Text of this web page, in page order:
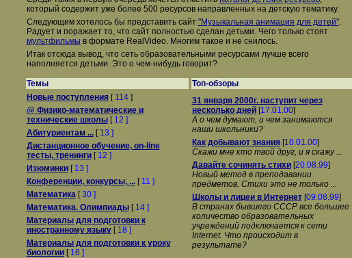
который содержит уже более 500 ресурсов направленных на детскую тематику.
Следующим хотелось бы представить сайт "Музыкальная анимация для детей".
Радует и поражает то, что сайт полностью сделан детьми. Чего только стоят
мультфильмы в формате RealVideo. Многим такое и не снилось.
Итак отсюда вывод, что сеть образовательными ресурсами лучше всего
наполняется детьми. Это о чем-нибудь говорит?
Темы
Топ-обзоры
Новые поступления[ 114]
@ Физико-математические и
технические школы[ 12 ]
Абитуриентам ...[ 13 ]
Дистанционное обучение, on-line
тесты, тренинги[ 12 ]
Изюминки[ 13 ]
Конференции, конкурсы, ...[ 11 ]
Математика[30 ]
Математика. Олимпиады[ 14 ]
Материалы для подготовки к
иностранному языку[ 18 ]
Материалы для подготовки к уроку
биологии[ 16 ]
31 января 2000г. наступит через
несколько дней[17.01.00]
А о чем думают, и чем занимаются
наши школьники?
Как добывают знания[10.01.00]
Скажи мне кто твой друг, и я скажу ...
Давайте сочинять стихи[20.08.99]
Новый метод в преподавании
предметов. Стихи это не только ...
Школы и лицеи в Интернет[09.08.99]
В странах бывшего СССР все большее
количество образовательных
учреждений подключается к сети
Internet. Что происходит в
результате?